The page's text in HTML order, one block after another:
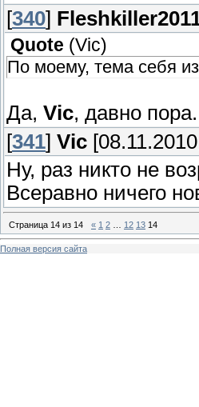
[340]
Quote (Vic)
По моему, тема себя
Да, Vic, давно пора.
[341] Vic
Ну, раз никто не
Всеравно ничего
Страница 14 из 14 « 1 2 12 13 14
Полная версия сайта